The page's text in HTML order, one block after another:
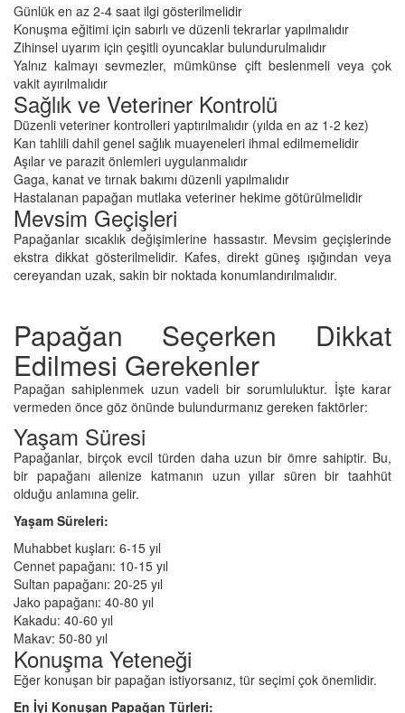
Günlük en az 2-4 saat ilgi gösterilmelidir
Konuşma eğitimi için sabırlı ve düzenli tekrarlar yapılmalıdır
Zihinsel uyarım için çeşitli oyuncaklar bulundurulmalıdır
Yalnız kalmayı sevmezler, mümkünse çift beslenmeli veya çok
vakit ayırılmalıdır
Sağlık ve Veteriner Kontrolü
Düzenli veteriner kontrolleri yaptırılmalıdır (yılda en az 1-2 kez)
Kan tahlili dahil genel sağlık muayeneleri ihmal edilmemelidir
Aşılar ve parazit önlemleri uygulanmalıdır
Gaga, kanat ve tırnak bakımı düzenli yapılmalıdır
Hastalanan papağan mutlaka veteriner hekime götürülmelidir
Mevsim Geçişleri
Papağanlar sıcaklık değişimlerine hassastır. Mevsim geçişlerinde
ekstra dikkat gösterilmelidir. Kafes, direkt güneş ışığından veya
cereyandan uzak, sakin bir noktada konumlandırılmalıdır.
Papağan Seçerken Dikkat
Edilmesi Gerekenler
Papağan sahiplenmek uzun vadeli bir sorumluluktur. İşte karar
vermeden önce göz önünde bulundurmanız gereken faktörler:
Yaşam Süresi
Papağanlar, birçok evcil türden daha uzun bir ömre sahiptir. Bu,
bir papağanı ailenize katmanın uzun yıllar süren bir taahhüt
olduğu anlamına gelir.
Yaşam Süreleri:
Muhabbet kuşları: 6-15 yıl
Cennet papağanı: 10-15 yıl
Sultan papağanı: 20-25 yıl
Jako papağanı: 40-80 yıl
Kakadu: 40-60 yıl
Makav: 50-80 yıl
Konuşma Yeteneği
Eğer konuşan bir papağan istiyorsanız, tür seçimi çok önemlidir.
En İyi Konuşan Papağan Türleri: